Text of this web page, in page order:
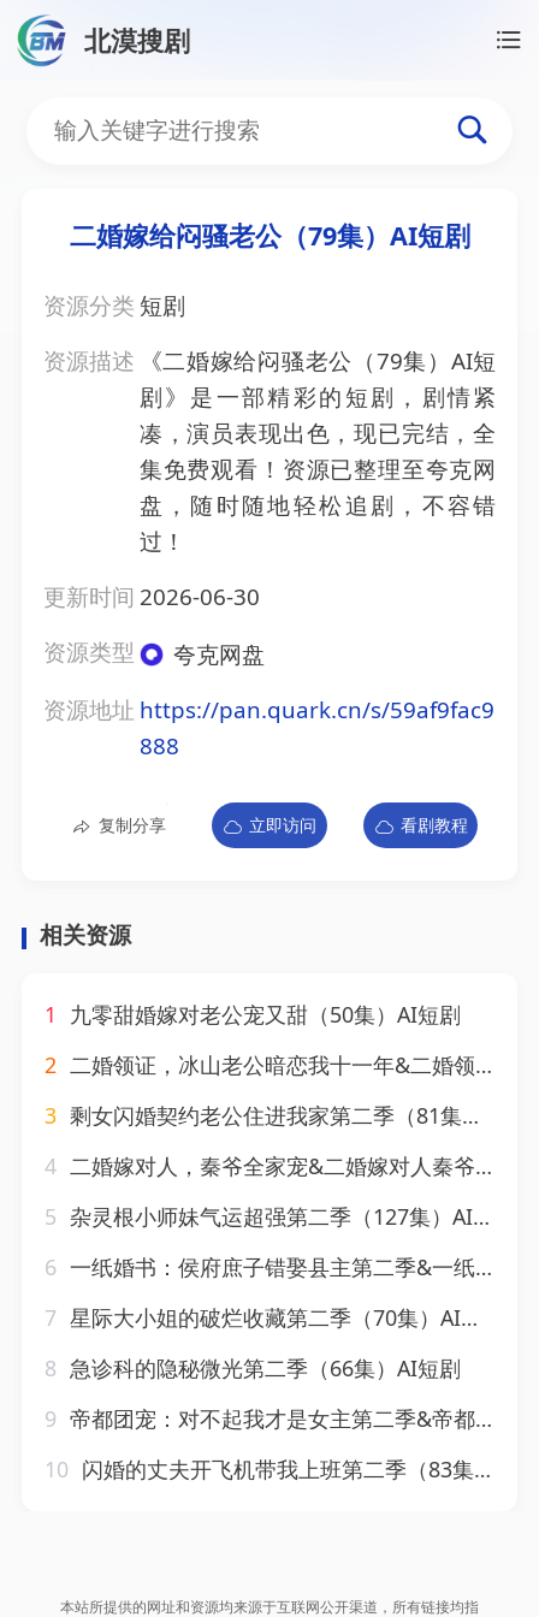
北漠搜剧
二婚嫁给闷骚老公（79集
二婚嫁给闷骚老公（79集）AI短剧
资源分类 短剧
资源描述
《二婚嫁给闷骚老公（79集）AI短
剧》是一部精彩的短剧，剧情紧
凑，演员表现出色，现已完结，全
集免费观看！资源已整理至夸克网
盘，随时随地轻松追剧，不容错
过！
更新时间 2026-06-30
资源类型
夸克网盘
资源地址 https://pan.quark.cn/s/59af9fac9
888
复制分享 立即访问 看剧教程
相关资源
1
九零甜婚嫁对老公宠又甜（50集）AI短剧
2 二婚领证，冰山老公暗恋我十一年&二婚领证冰山老公暗恋我十一年（34集）AI短剧
3 剩女闪婚契约老公住进我家第二季（81集）AI短剧
4 二婚嫁对人，秦爷全家宠&二婚嫁对人秦爷全家宠（73集）AI短剧
5 杂灵根小师妹气运超强第二季（127集）AI短剧
6 一纸婚书：侯府庶子错娶县主第二季&一纸婚书侯府庶子错娶县主第二季（170集）AI短剧
7 星际大小姐的破烂收藏第二季（70集）AI短剧
8 急诊科的隐秘微光第二季（66集）AI短剧
9 帝都团宠：对不起我才是女主第二季&帝都团宠对不起我才是女主第二季（113集）AI短剧
10 闪婚的丈夫开飞机带我上班第二季（83集）AI短剧
本站所提供的网址和资源均来源于互联网公开渠道，所有链接均指